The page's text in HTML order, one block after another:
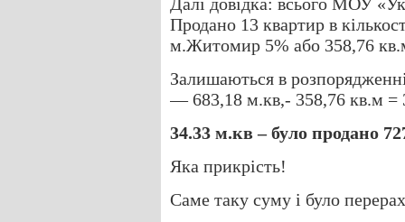
Продано 13 квартир в
м.Житомир 5% або 358,76
Залишаються в
— 683,18 м.кв,- 358,76 кв.м =
34.33 м.кв – було продано
Яка прикрість!
Саме таку суму і було